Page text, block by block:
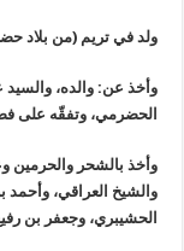
ولد في تريم (من بلاد
وأخذ عن: والده،
الحضرمي، وتفقّه على
وأخذ بالشحر والحرمين
والشيخ العراقي، وأحمد
الحشيبري، وجعفر بن